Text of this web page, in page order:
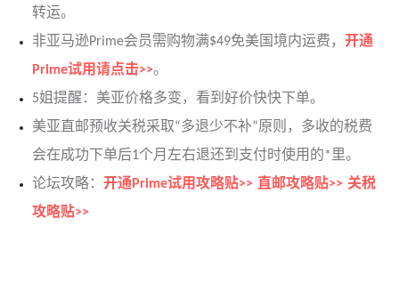
转运。
非亚马逊Prime会员需购物满$49免美国境内运费， 开通
Prime试用请点击>>。
5姐提醒：美亚价格多变，看到好价快快下单。
美亚直邮预收关税采取“多退少不补”原则，多收的税费
会在成功下单后1个月左右退还到支付时使用的*里。
论坛攻略： 开通Prime试用攻略贴>> 直邮攻略贴>> 关税
攻略贴>>